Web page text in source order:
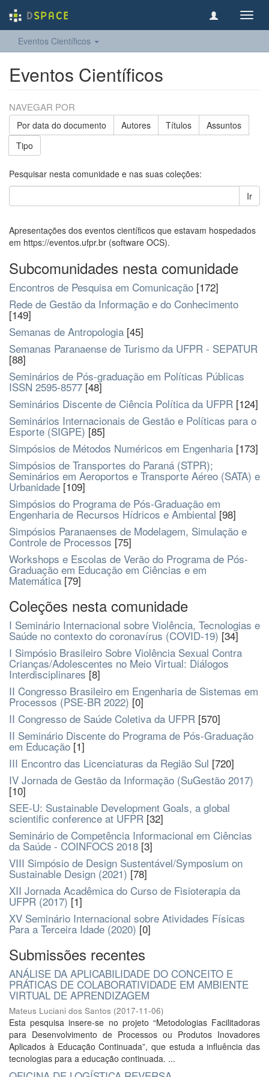
Eventos Científicos
Eventos Científicos
NAVEGAR POR
Por data do documento Autores Títulos
Assuntos
Tipo
Pesquisar nesta comunidade e nas suas coleções:
Ir
Apresentações dos eventos científicos que estavam hospedados
em https://eventos.ufpr.br (software OCS).
Subcomunidades nesta comunidade
Encontros de Pesquisa em Comunicação [172]
Rede de Gestão da Informação e do Conhecimento
[149]
Semanas de Antropologia [45]
Semanas Paranaense de Turismo da UFPR - SEPATUR
[88]
Seminários de Pós-graduação em Políticas Públicas
ISSN 2595-8577 [48]
Seminários Discente de Ciência Política da UFPR [124]
Seminários Internacionais de Gestão e Políticas para o
Esporte (SIGPE) [85]
Simpósios de Métodos Numéricos em Engenharia [173]
Simpósios de Transportes do Paraná (STPR);
Seminários em Aeroportos e Transporte Aéreo (SATA) e
Urbanidade [109]
Simpósios do Programa de Pós-Graduação em
Engenharia de Recursos Hídricos e Ambiental [98]
Simpósios Paranaenses de Modelagem, Simulação e
Controle de Processos [75]
Workshops e Escolas de Verão do Programa de Pós-
Graduação em Educação em Ciências e em
Matemática [79]
Coleções nesta comunidade
I Seminário Internacional sobre Violência, Tecnologias e
Saúde no contexto do coronavírus (COVID-19) [34]
I Simpósio Brasileiro Sobre Violência Sexual Contra
Crianças/Adolescentes no Meio Virtual: Diálogos
Interdisciplinares [8]
II Congresso Brasileiro em Engenharia de Sistemas em
Processos (PSE-BR 2022) [0]
II Congresso de Saúde Coletiva da UFPR [570]
II Seminário Discente do Programa de Pós-Graduação
em Educação [1]
III Encontro das Licenciaturas da Região Sul [720]
IV Jornada de Gestão da Informação (SuGestão 2017)
[10]
SEE-U: Sustainable Development Goals, a global
scientific conference at UFPR [32]
Seminário de Competência Informacional em Ciências
da Saúde - COINFOCS 2018 [3]
VIII Simpósio de Design Sustentável/Symposium on
Sustainable Design (2021) [78]
XII Jornada Acadêmica do Curso de Fisioterapia da
UFPR (2017) [1]
XV Seminário Internacional sobre Atividades Físicas
Para a Terceira Idade (2020) [0]
Submissões recentes
ANÁLISE DA APLICABILIDADE DO CONCEITO E
PRÁTICAS DE COLABORATIVIDADE EM AMBIENTE
VIRTUAL DE APRENDIZAGEM
Mateus Luciani dos Santos (2017-11-06)
Esta pesquisa insere-se no projeto “Metodologias Facilitadoras
para Desenvolvimento de Processos ou Produtos Inovadores
Aplicados à Educação Continuada”, que estuda a influência das
tecnologias para a educação continuada. ...